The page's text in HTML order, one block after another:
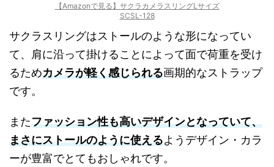
【Amazonで見る】サクラカメラスリングLサイズ
SCSL-128
サクラスリングはストールのような形になってい
て、肩に沿って掛けることによって面で荷重を受け
るためカメラが軽く感じられる画期的なストラップ
です。
またファッション性も高いデザインとなっていて、
まさにストールのように使えるようデザイン・カラ
ーが豊富でとてもおしゃれです。